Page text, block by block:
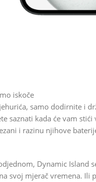
iskoče
samo dodirnite i
saznati kada će vam
i razinu njihove
Dynamic Island
svoj mjerač vremena.